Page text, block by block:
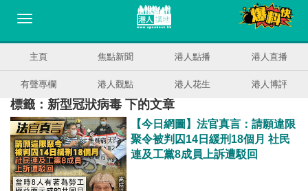
主頁 焦點新聞 港人點播 港人直播
有聲專欄 港人觀點 港人花生 港人博評
標籤：新型冠狀病毒 下的文章
【今日網圖】法官真言：請願違限
聚令被判囚14日緩刑18個月 社民
連及工黨8成員上訴遭駁回